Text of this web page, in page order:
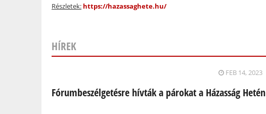
Részletek: https://hazassaghete.hu/
HÍREK
FEB 14, 2023
Fórumbeszélgetésre hívták a párokat a Házasság Hetén